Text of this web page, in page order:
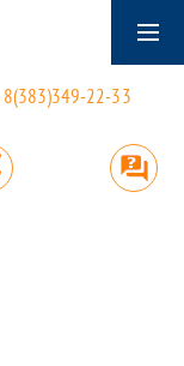
8(383)349-22-33